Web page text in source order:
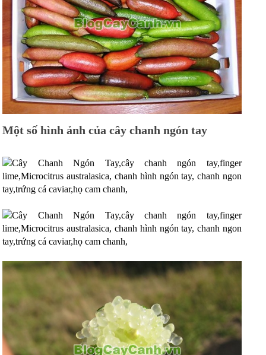
Một số hình ảnh của cây chanh ngón tay